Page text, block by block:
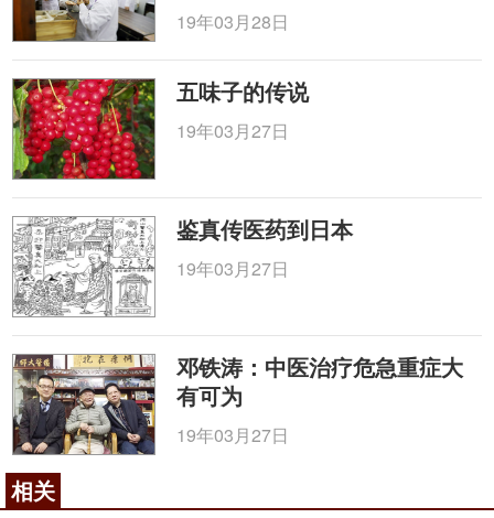
19年03月28日
五味子的传说
19年03月27日
鉴真传医药到日本
19年03月27日
邓铁涛：中医治疗危急重症大
有可为
19年03月27日
相关